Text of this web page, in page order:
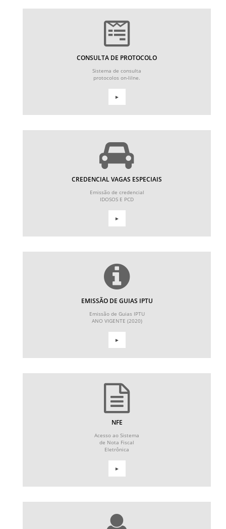
CONSULTA DE PROTOCOLO
Sistema de consulta
protocolos on-lilne.
►
CREDENCIAL VAGAS ESPECIAIS
Emissão de credencial
IDOSOS E PCD
►
EMISSÃO DE GUIAS IPTU
Emissão de Guias IPTU
ANO VIGENTE (2020)
►
NFE
Acesso ao Sistema
de Nota Fiscal
Eletrônica
►